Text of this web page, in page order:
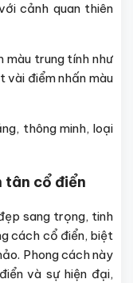
cảnh quan thiên
màu trung tính như
điểm nhấn màu
thông minh, loại
tân cổ điển
sang trọng, tinh
cách cổ điển, biệt
Phong cách này
và sự hiện đại,